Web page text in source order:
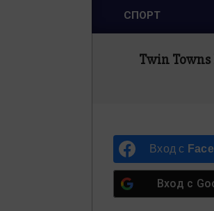
Primary
СПОРТ
Twin Towns
Вход с
Вход с